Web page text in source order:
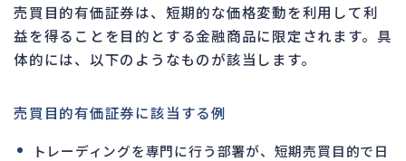
売買目的有価証券は、短期的な価格変動を利用して利
益を得ることを目的とする金融商品に限定されます。具
体的には、以下のようなものが該当します。
売買目的有価証券に該当する例
トレーディングを専門に行う部署が、短期売買目的で日